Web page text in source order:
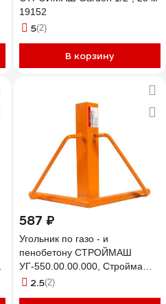
19152
5(2)
В корзину
587 ₽
Угольник по газо - и
пенобетону СТРОЙМАШ
УГ-550.00.00.000, Стройма
12004
2.5(2)